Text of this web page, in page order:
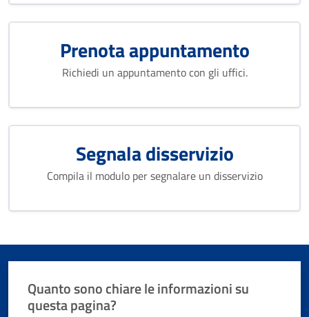
Prenota appuntamento
Richiedi un appuntamento con gli uffici.
Segnala disservizio
Compila il modulo per segnalare un disservizio
Quanto sono chiare le informazioni su
questa pagina?